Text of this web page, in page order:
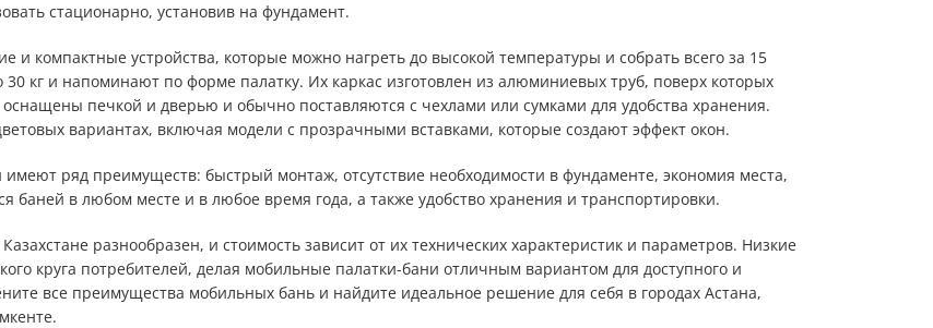
стационарно, установив на фундамент.
и компактные устройства, которые можно нагреть до высокой температуры и собрать всего за 15
30 кг и напоминают по форме палатку. Их каркас изготовлен из алюминиевых труб, поверх которых
оснащены печкой и дверью и обычно поставляются с чехлами или сумками для удобства хранения.
вариантах, включая модели с прозрачными вставками, которые создают эффект окон.
ряд преимуществ: быстрый монтаж, отсутствие необходимости в фундаменте, экономия места,
баней в любом месте и в любое время года, а также удобство хранения и транспортировки.
разнообразен, и стоимость зависит от их технических характеристик и параметров. Низкие
круга потребителей, делая мобильные палатки-бани отличным вариантом для доступного и
все преимущества мобильных бань и найдите идеальное решение для себя в городах Астана,